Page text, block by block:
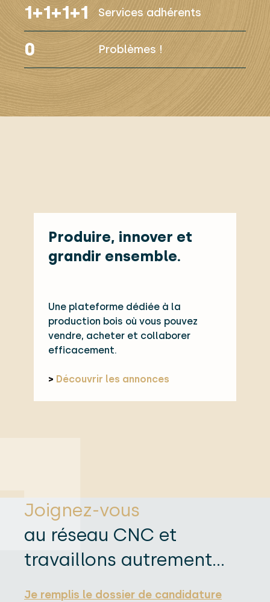
1+1+1+1 Services adhérents
0 Problèmes !
Produire, innover et
grandir ensemble.
Une plateforme dédiée à la
production bois où vous pouvez
vendre, acheter et collaborer
efficacement.
> Découvrir les annonces
Joignez-vous
au réseau CNC et
travaillons autrement...
Je remplis le dossier de candidature